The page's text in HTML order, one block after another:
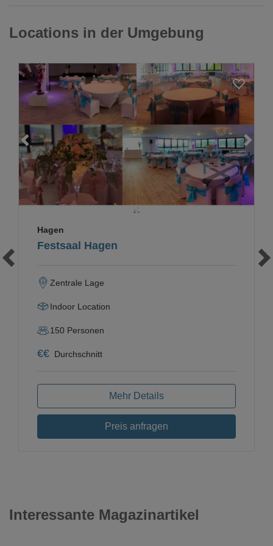
Locations in der Umgebung
Loading...
Festsaal Hagen
Hagen
Zentrale Lage
Indoor Location
150 Personen
€€ Durchschnitt
Mehr Details
Preis anfragen
Interessante Magazinartikel